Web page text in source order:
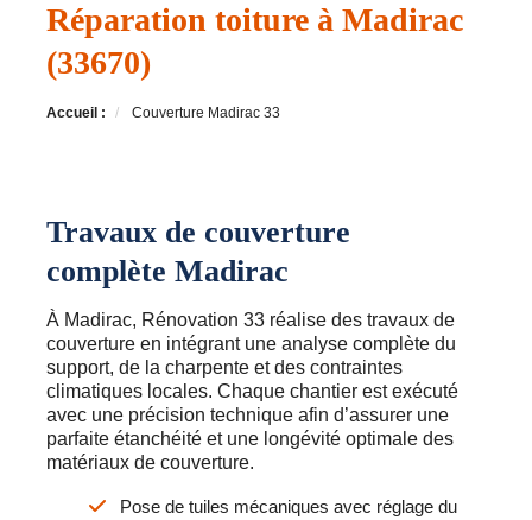
Réparation toiture à Madirac
(33670)
Accueil : Couverture Madirac 33
Travaux de couverture
complète Madirac
À Madirac, Rénovation 33 réalise des travaux de
couverture en intégrant une analyse complète du
support, de la charpente et des contraintes
climatiques locales. Chaque chantier est exécuté
avec une précision technique afin d’assurer une
parfaite étanchéité et une longévité optimale des
matériaux de couverture.
Pose de tuiles mécaniques avec réglage du